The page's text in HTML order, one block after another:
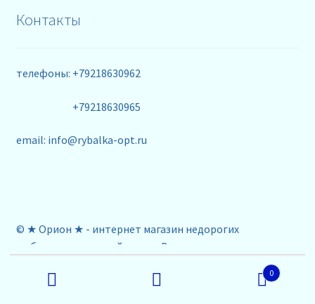
Контакты
телефоны: +79218630962
+79218630965
email: info@rybalka-opt.ru
© ★ Орион ★ - интернет магазин недорогих
рыболовных снастей оптом. Вся представленная на
информационный характер и ни при каких условиях не
0